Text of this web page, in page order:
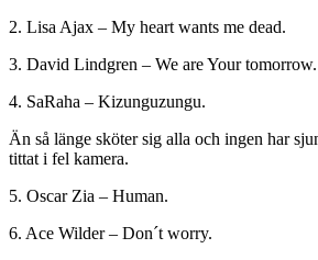
2. Lisa Ajax – My heart wants me dead.
3. David Lindgren – We are Your tomorrow.
4. SaRaha – Kizunguzungu.
Än så länge sköter sig alla och ingen har
tittat i fel kamera.
5. Oscar Zia – Human.
6. Ace Wilder – Don´t worry.